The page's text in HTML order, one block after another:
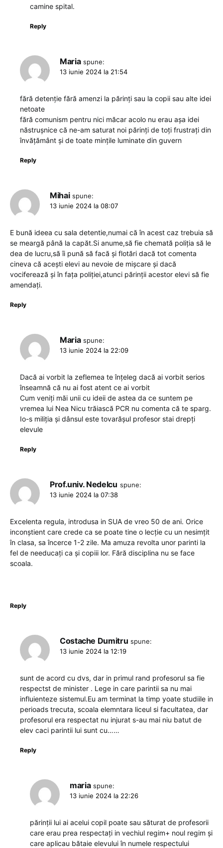
camine spital.
Reply
Maria spune:
13 iunie 2024 la 21:54
fără detenție fără amenzi la părinți sau la copii sau alte idei
netoate
fără comunism pentru nici măcar acolo nu erau așa idei
năstrușnice că ne-am saturat noi părinți de toți frustrați din
învățământ și de toate mințile luminate din guvern
Reply
Mihai spune:
13 iunie 2024 la 08:07
E bună ideea cu sala detentie,numai că în acest caz trebuia să
se meargă până la capăt.Si anume,să fie chemată poliția să le
dea de lucru,să îi pună să facă și flotări dacă tot comenta
cineva că acești elevi au nevoie de mișcare și dacă
vociferează și în fața poliției,atunci părinții acestor elevi să fie
amendați.
Reply
Maria spune:
13 iunie 2024 la 22:09
Dacă ai vorbit la zeflemea te înțeleg dacă ai vorbit serios
înseamnă că nu ai fost atent ce ai vorbit
Cum veniți măi unii cu ideii de astea da ce suntem pe
vremea lui Nea Nicu trăiască PCR nu comenta că te sparg.
Io-s miliția și dânsul este tovarășul profesor stai drepți
elevule
Reply
Prof.univ. Nedelcu spune:
13 iunie 2024 la 07:38
Excelenta regula, introdusa in SUA de vreo 50 de ani. Orice
inconștient care crede ca se poate tine o lecție cu un nesimțit
în clasa, sa încerce 1-2 zile. Ma amuza revolta unor parinti la
fel de needucați ca și copiii lor. Fără disciplina nu se face
scoala.
Reply
Costache Dumitru spune:
13 iunie 2024 la 12:19
sunt de acord cu dvs, dar in primul rand profesorul sa fie
respectst de minister . Lege in care parintii sa nu mai
influienteze sistemul.Eu am terminat la timp yoate studiile in
perioads trecuta, scoala elemntara liceul si facultatea, dar
profesorul era respectat nu injurat s-au mai niu batut de
elev caci parintii lui sunt cu……
Reply
maria spune:
13 iunie 2024 la 22:26
părinții lui ai acelui copil poate sau săturat de profesorii
care erau prea respectați in vechiul regim+ noul regim și
care aplicau bătaie elevului în numele respectului